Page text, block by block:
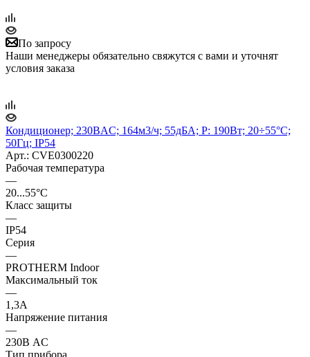
По запросу
Наши менеджеры обязательно свяжутся с вами и уточнят
условия заказа
Кондиционер; 230ВAC; 164м3/ч; 55дБА; P: 190Вт; 20÷55°C;
50Гц; IP54
Арт.: CVE0300220
Рабочая температура
—
20...55°C
Класс защиты
—
IP54
Серия
—
PROTHERM Indoor
Максимальный ток
—
1,3А
Напряжение питания
—
230В AC
Тип прибора